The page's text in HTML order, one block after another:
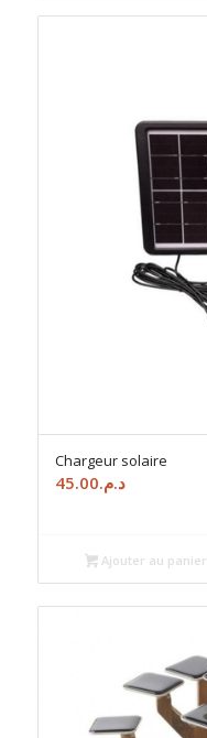
Chargeur solaire
د.م.45.00
Ajouter au panier